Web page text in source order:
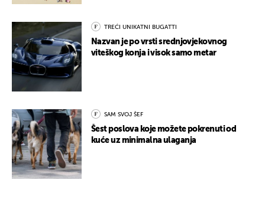
TREĆI UNIKATNI BUGATTI
Nazvan je po vrsti srednjovjekovnog
viteškog konja i visok samo metar
SAM SVOJ ŠEF
Šest poslova koje možete pokrenuti od
kuće uz minimalna ulaganja